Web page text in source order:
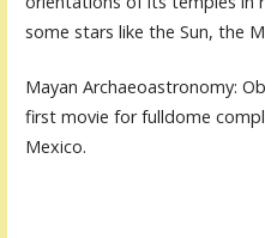
some stars like the Sun, the
Mayan Archaeoastronomy:
first movie for fulldome
Mexico.